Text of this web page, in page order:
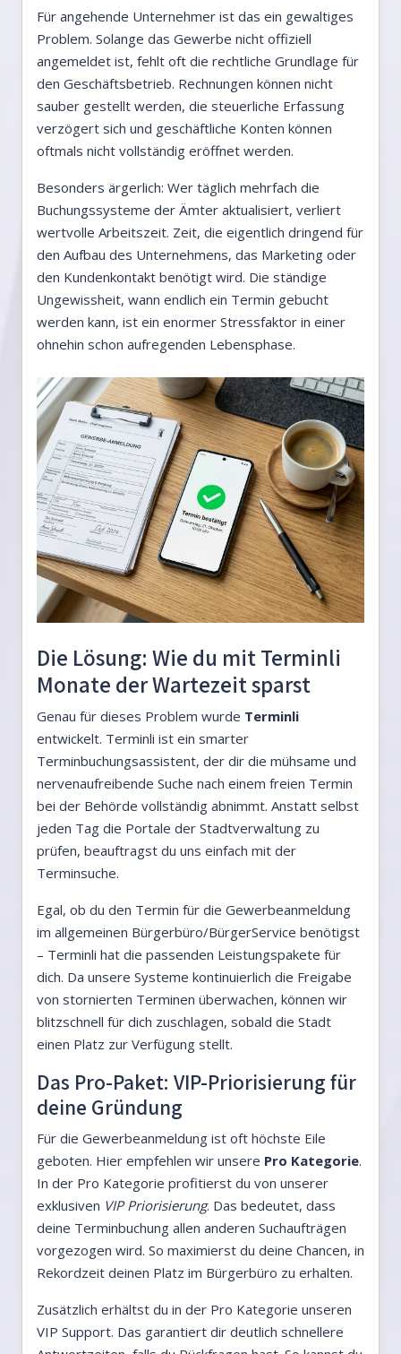
Für angehende Unternehmer ist das ein gewaltiges
Problem. Solange das Gewerbe nicht offiziell
angemeldet ist, fehlt oft die rechtliche Grundlage für
den Geschäftsbetrieb. Rechnungen können nicht
sauber gestellt werden, die steuerliche Erfassung
verzögert sich und geschäftliche Konten können
oftmals nicht vollständig eröffnet werden.
Besonders ärgerlich: Wer täglich mehrfach die
Buchungssysteme der Ämter aktualisiert, verliert
wertvolle Arbeitszeit. Zeit, die eigentlich dringend für
den Aufbau des Unternehmens, das Marketing oder
den Kundenkontakt benötigt wird. Die ständige
Ungewissheit, wann endlich ein Termin gebucht
werden kann, ist ein enormer Stressfaktor in einer
ohnehin schon aufregenden Lebensphase.
Die Lösung: Wie du mit Terminli
Monate der Wartezeit sparst
Genau für dieses Problem wurde Terminli
entwickelt. Terminli ist ein smarter
Terminbuchungsassistent, der dir die mühsame und
nervenaufreibende Suche nach einem freien Termin
bei der Behörde vollständig abnimmt. Anstatt selbst
jeden Tag die Portale der Stadtverwaltung zu
prüfen, beauftragst du uns einfach mit der
Terminsuche.
Egal, ob du den Termin für die Gewerbeanmeldung
im allgemeinen Bürgerbüro/BürgerService benötigst
– Terminli hat die passenden Leistungspakete für
dich. Da unsere Systeme kontinuierlich die Freigabe
von stornierten Terminen überwachen, können wir
blitzschnell für dich zuschlagen, sobald die Stadt
einen Platz zur Verfügung stellt.
Das Pro-Paket: VIP-Priorisierung für
deine Gründung
Für die Gewerbeanmeldung ist oft höchste Eile
geboten. Hier empfehlen wir unsere Pro Kategorie.
In der Pro Kategorie profitierst du von unserer
exklusiven VIP Priorisierung. Das bedeutet, dass
deine Terminbuchung allen anderen Suchaufträgen
vorgezogen wird. So maximierst du deine Chancen, in
Rekordzeit deinen Platz im Bürgerbüro zu erhalten.
Zusätzlich erhältst du in der Pro Kategorie unseren
VIP Support. Das garantiert dir deutlich schnellere